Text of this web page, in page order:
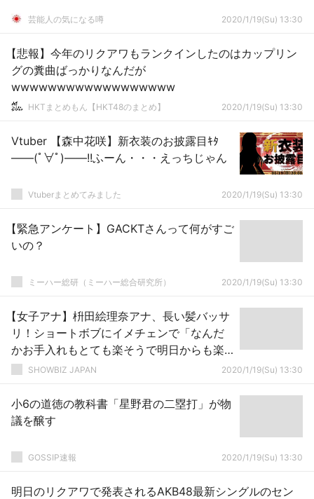
芸能人の気になる噂 2020/1/19(Su) 13:30
【悲報】今年のリクアワもランクインしたのはカップリン
グの糞曲ばっかりなんだが
wwwwwwwwwwwwwwwwww
HKTまとめもん【HKT48のまとめ】 2020/1/19(Su) 13:30
Vtuber 【森中花咲】新衣装のお披露目ｷﾀ
――(ﾟ∀ﾟ)――!!ふーん・・・えっちじゃん
Vtuberまとめてみました 2020/1/19(Su) 13:30
【緊急アンケート】GACKTさんって何がすご
いの？
ミーハー総研（ミーハー総合研究所） 2020/1/19(Su) 13:30
【女子アナ】枡田絵理奈アナ、長い髪バッサ
リ！ショートボブにイメチェンで「なんだ
かお手入れもとても楽そうで明日からも楽
しみです」
SHOWBIZ JAPAN 2020/1/19(Su) 13:30
小6の道徳の教科書「星野君の二塁打」が物
議を醸す
GOSSIP速報 2020/1/19(Su) 13:30
明日のリクアワで発表されるAKB48最新シングルのセン